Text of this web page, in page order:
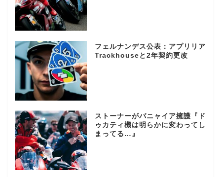
フェルナンデス公表：アプリリア
Trackhouseと2年契約更改
ストーナーがバニャイア擁護『ド
ゥカティ機は明らかに変わってし
まってる…』